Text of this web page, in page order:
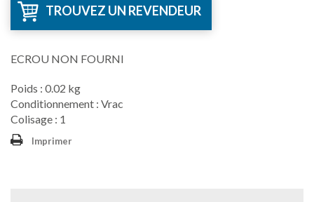
TROUVEZ UN REVENDEUR
ECROU NON FOURNI
Poids : 0.02 kg
Conditionnement : Vrac
Colisage : 1
Imprimer